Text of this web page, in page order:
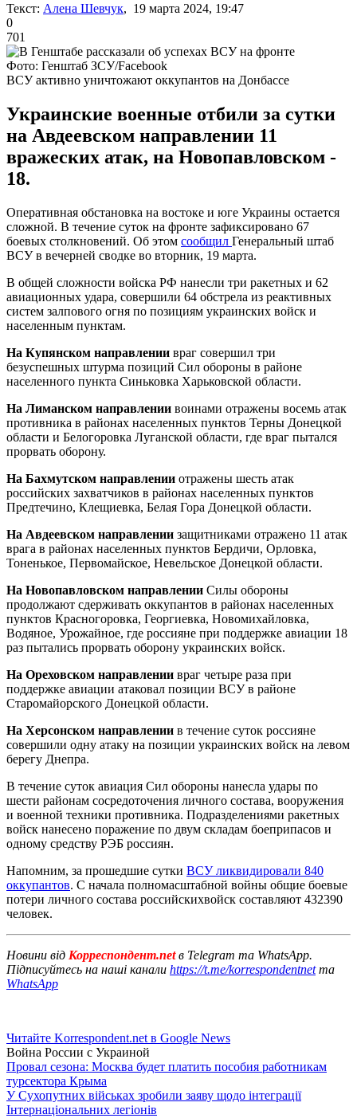
Текст: Алена Шевчук, 19 марта 2024, 19:47
0
701
Фото: Генштаб ЗСУ/Facebook
ВСУ активно уничтожают оккупантов на Донбассе
Украинские военные отбили за сутки
на Авдеевском направлении 11
вражеских атак, на Новопавловском -
18.
Оперативная обстановка на востоке и юге Украины остается
сложной. В течение суток на фронте зафиксировано 67
боевых столкновений. Об этом сообщил Генеральный штаб
ВСУ в вечерней сводке во вторник, 19 марта.
В общей сложности войска РФ нанесли три ракетных и 62
авиационных удара, совершили 64 обстрела из реактивных
систем залпового огня по позициям украинских войск и
населенным пунктам.
На Купянском направлении враг совершил три
безуспешных штурма позиций Сил обороны в районе
населенного пункта Синьковка Харьковской области.
На Лиманском направлении воинами отражены восемь атак
противника в районах населенных пунктов Терны Донецкой
области и Белогоровка Луганской области, где враг пытался
прорвать оборону.
На Бахмутском направлении отражены шесть атак
российских захватчиков в районах населенных пунктов
Предтечино, Клещиевка, Белая Гора Донецкой области.
На Авдеевском направлении защитниками отражено 11 атак
врага в районах населенных пунктов Бердичи, Орловка,
Тоненькое, Первомайское, Невельское Донецкой области.
На Новопавловском направлении Силы обороны
продолжают сдерживать оккупантов в районах населенных
пунктов Красногоровка, Георгиевка, Новомихайловка,
Водяное, Урожайное, где россияне при поддержке авиации 18
раз пытались прорвать оборону украинских войск.
На Ореховском направлении враг четыре раза при
поддержке авиации атаковал позиции ВСУ в районе
Старомайорского Донецкой области.
На Херсонском направлении в течение суток россияне
совершили одну атаку на позиции украинских войск на левом
берегу Днепра.
В течение суток авиация Сил обороны нанесла удары по
шести районам сосредоточения личного состава, вооружения
и военной техники противника. Подразделениями ракетных
войск нанесено поражение по двум складам боеприпасов и
одному средству РЭБ россиян.
Напомним, за прошедшие сутки ВСУ ликвидировали 840
оккупантов. С начала полномасштабной войны общие боевые
потери личного состава российскихвойск составляют 432390
человек.
Новини від Корреспондент.netв Telegram та WhatsApp.
Підписуйтесь на наші канали https://t.me/korrespondentnetта
WhatsApp
Читайте Korrespondent.net в Google News
Война России с Украиной
Провал сезона: Москва будет платить пособия работникам
турсектора Крыма
У Сухопутних військах зробили заяву щодо інтеграції
Інтернаціональних легіонів